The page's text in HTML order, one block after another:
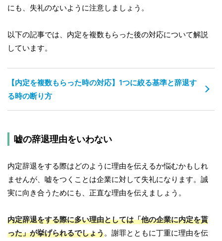
にも、失礼のないように注意しましょう。
以下の記事では、内定を複数もらった後の対応について解説
しています。
【内定を複数もらった時の対応】1つに絞る基準と辞退す
る時の断り方
嘘の辞退理由をいわない
内定辞退をする際はどのように理由を伝えるか悩むかもしれ
ませんが、嘘をつくことは企業に対して失礼になります。誠
実に向き合うためにも、正直な理由を伝えましょう。
内定辞退をする際に多い理由としては「他の企業に内定を貰
った」が挙げられるでしょう。謝罪とともに丁重に理由を伝